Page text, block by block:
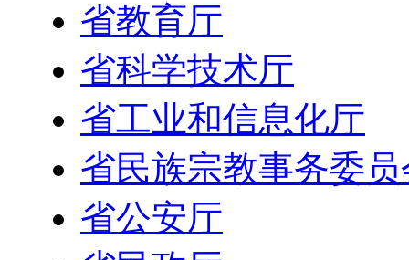
省教育厅
省科学技术厅
省工业和信息化厅
省民族宗教事务委员
省公安厅